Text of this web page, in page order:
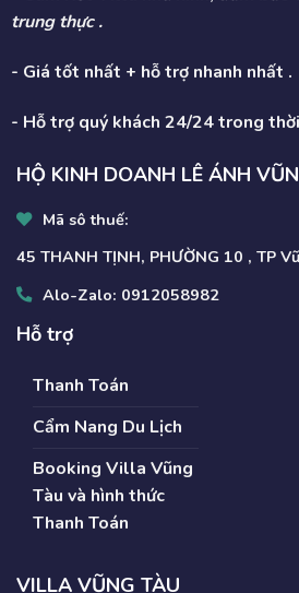
trung thực .
- Giá tốt nhất + hỗ trợ nhanh nhất .
- Hỗ trợ quý khách 24/24 trong
HỘ KINH DOANH LÊ ÁNH
Mã sô thuế:
45 THANH TỊNH, PHƯỜNG 10 , TP
Alo-Zalo: 0912058982
Hỗ trợ
Thanh Toán
Cẩm Nang Du Lịch
Booking Villa Vũng
Tàu và hình thức
Thanh Toán
VILLA VŨNG TÀU